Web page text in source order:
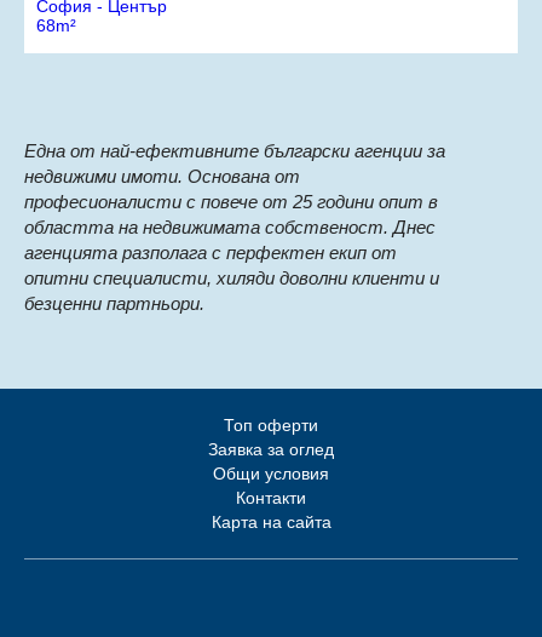
Eдна от най-ефективните български агенции за
недвижими имоти. Основана от
професионалисти с повече от 25 години опит в
областта на недвижимата собственост. Днес
агенцията разполага с перфектен екип от
опитни специалисти, хиляди доволни клиенти и
безценни партньори.
Топ оферти
Заявка за оглед
Общи условия
Контакти
Карта на сайта